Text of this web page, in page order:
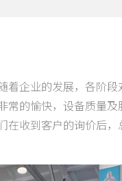
企业的发展，各阶
常的愉快，设备质量
在收到客户的询价后